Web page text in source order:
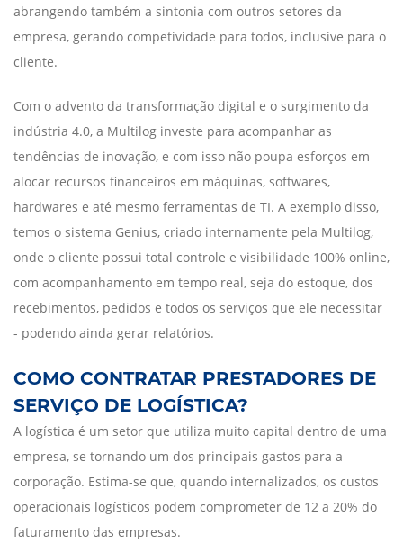
abrangendo também a sintonia com outros setores da
empresa, gerando competividade para todos, inclusive para o
cliente.
Com o advento da transformação digital e o surgimento da
indústria 4.0, a Multilog investe para acompanhar as
tendências de inovação, e com isso não poupa esforços em
alocar recursos financeiros em máquinas, softwares,
hardwares e até mesmo ferramentas de TI. A exemplo disso,
temos o sistema Genius, criado internamente pela Multilog,
onde o cliente possui total controle e visibilidade 100% online,
com acompanhamento em tempo real, seja do estoque, dos
recebimentos, pedidos e todos os serviços que ele necessitar
- podendo ainda gerar relatórios.
COMO CONTRATAR PRESTADORES DE
SERVIÇO DE LOGÍSTICA?
A logística é um setor que utiliza muito capital dentro de uma
empresa, se tornando um dos principais gastos para a
corporação. Estima-se que, quando internalizados, os custos
operacionais logísticos podem comprometer de 12 a 20% do
faturamento das empresas.